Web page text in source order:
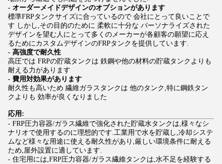
- オーダーメイドデザインのオプションがあります
標準FRPタンクサイズに合っているので 会社にとって良いことで
す しかし,その目的のために 柔軟に十分な パーソナライズされた
デザインを望む人にとって多くのメーカーが各顧客の願望に応え
るためにカスタムデザインのFRPタンクを提供しています.
- 高強度で耐久性
高圧では FRPの貯蔵タンクは 鉄鋼や他の材料の貯蔵タンクよりも
耐える力があります
- 費用対効果があります
耐久性も高いため 繊維ガラスタンクは 他のタンク,特に鋼鉄タン
クよりも 効率が良くなりました
応用:
- FRP圧力容器/ガラス繊維で強化された貯蔵水タンクは,様々なシ
ナリオで使用するのに理想的です.工業用で水を貯蔵し,冷却システ
ムなど様々な用途に使える耐久性があり,厳しい環境条件に耐える
ため,屋外設置に適しています.
- 住宅用には,FRP圧力容器/ガラス繊維タンクは,水不足を経験する